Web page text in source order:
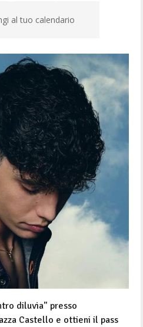
al tuo calendario
diluvia" presso
Castello e ottieni il pass